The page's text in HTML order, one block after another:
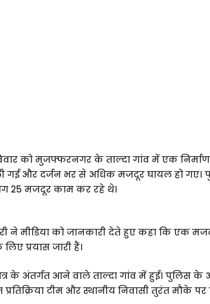
को मुजफ्फरनगर के ताल्दा गांव में एक
और दर्जन भर से अधिक मजदूर घायल हो गए।
मजदूर काम कर रहे थे।
ने मीडिया को जानकारी देते हुए कहा कि
प्रयास जारी हैं।
के अंतर्गत आने वाले ताल्दा गांव में हुई। पुलिस के
टीम और स्थानीय निवासी तुरंत मौके